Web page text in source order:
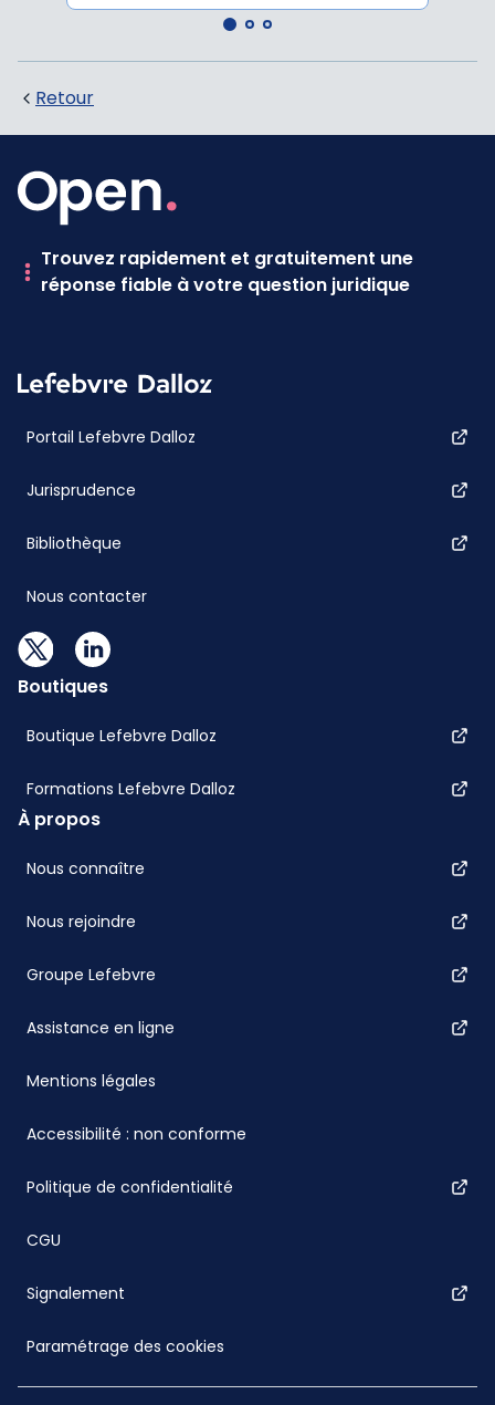
Retour
Trouvez rapidement et gratuitement une
réponse fiable à votre question juridique
Portail Lefebvre Dalloz
Jurisprudence
Bibliothèque
Nous contacter
Boutiques
Boutique Lefebvre Dalloz
Formations Lefebvre Dalloz
À propos
Nous connaître
Nous rejoindre
Groupe Lefebvre
Assistance en ligne
Mentions légales
Accessibilité : non conforme
Politique de confidentialité
CGU
Signalement
Paramétrage des cookies